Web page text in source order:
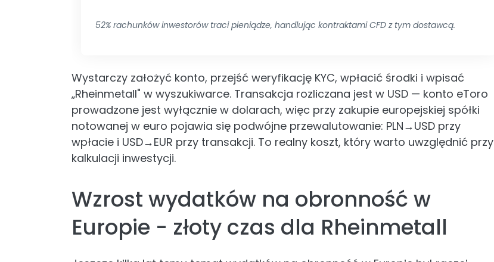
52% rachunków inwestorów traci pieniądze, handlując kontraktami CFD z tym dostawcą.
Wystarczy założyć konto, przejść weryfikację KYC, wpłacić środki i wpisać
„Rheinmetall" w wyszukiwarce. Transakcja rozliczana jest w USD — konto eToro
prowadzone jest wyłącznie w dolarach, więc przy zakupie europejskiej spółki
notowanej w euro pojawia się podwójne przewalutowanie: PLN→USD przy
wpłacie i USD→EUR przy transakcji. To realny koszt, który warto uwzględnić przy
kalkulacji inwestycji.
Wzrost wydatków na obronność w
Europie - złoty czas dla Rheinmetall